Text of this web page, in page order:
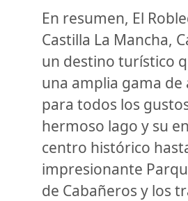
En resumen, El
Castilla La Mancha,
un destino turístico
una amplia gama de
para todos los
hermoso lago y su
centro histórico
impresionante
de Cabañeros y los